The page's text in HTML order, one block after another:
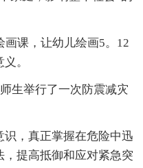
课，让幼儿绘画5。12
。
生举行了一次防震减灾
，真正掌握在危险中迅
提高抵御和应对紧急突